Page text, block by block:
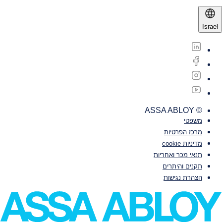
Israel
© ASSA ABLOY
משפטי‎‎
מרכז הפרטיות
מדיניות cookie
תנאי מכר ואחריות
תקנים והיתרים
הצהרת נגישות